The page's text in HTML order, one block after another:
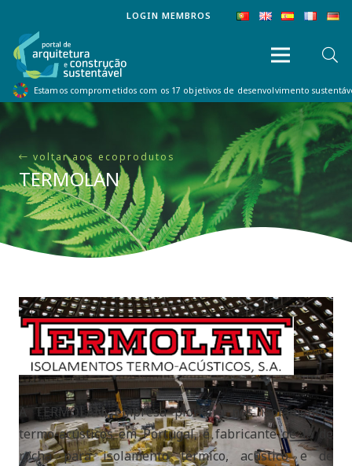
LOGIN MEMBROS
Estamos comprometidos com os 17 objetivos de desenvolvimento
voltar aos ecoprodutos
TERMOLAN
A TERMOLAN, empresa pioneira nos isolamentos
termo-acústicos em Portugal, é fabricante de lã de
rocha para isolamento térmico, acústico e de